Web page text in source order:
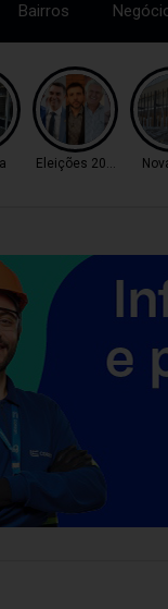
Bairros
Eleições 2026